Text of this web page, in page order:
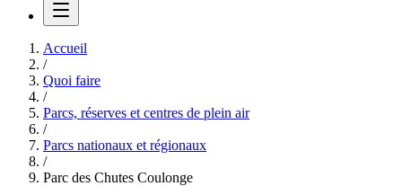
Accueil
/
Quoi faire
/
Parcs, réserves et centres de plein air
/
Parcs nationaux et régionaux
/
Parc des Chutes Coulonge